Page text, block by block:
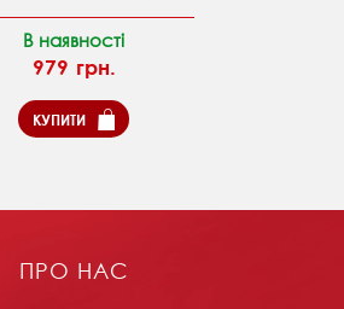
В наявності
979 грн.
КУПИТИ
ПРО НАС